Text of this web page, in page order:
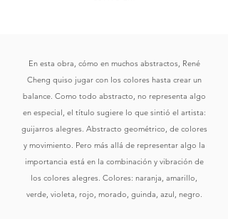
En esta obra, cómo en muchos abstractos, René
Cheng quiso jugar con los colores hasta crear un
balance. Como todo abstracto, no representa algo
en especial, el título sugiere lo que sintió el artista:
guijarros alegres. Abstracto geométrico, de colores
y movimiento. Pero más allá de representar algo la
importancia está en la combinación y vibración de
los colores alegres. Colores: naranja, amarillo,
verde, violeta, rojo, morado, guinda, azul, negro.